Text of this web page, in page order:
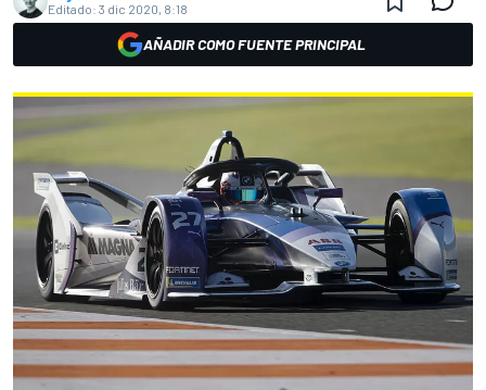
Editado: 3 dic 2020, 8:18
AÑADIR COMO FUENTE PRINCIPAL